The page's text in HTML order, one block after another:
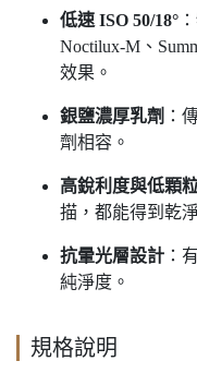
低速 ISO 50/18°
Noctilux-M、
效果。
銀鹽濃厚乳劑 ：
劑相容。
高銳利度與低顆
描，都能得到乾
抗暈光層設計 ：
純淨度。
規格說明